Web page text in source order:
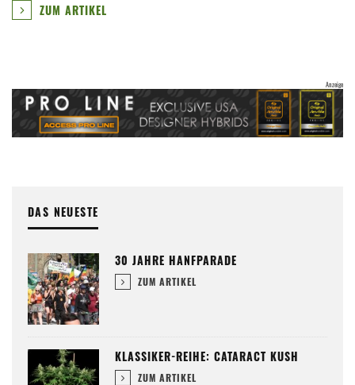
ZUM ARTIKEL
DAS NEUESTE
30 JAHRE HANFPARADE
ZUM ARTIKEL
KLASSIKER-REIHE: CATARACT KUSH
ZUM ARTIKEL